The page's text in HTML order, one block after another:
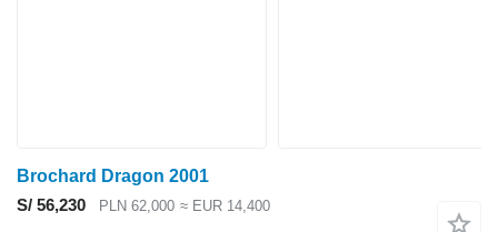
Brochard Dragon 2001
S/ 56,230
PLN 62,000 ≈ EUR 14,400